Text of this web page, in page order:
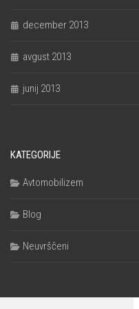
december 2013
avgust 2013
junij 2013
KATEGORIJE
Avtomobilizem
Blog
Neuvrščeni